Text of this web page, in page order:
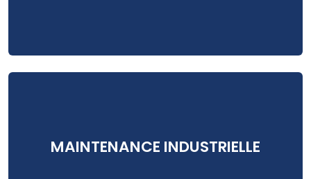
MAINTENANCE INDUSTRIELLE